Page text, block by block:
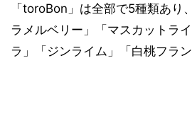
「toroBon」は全部で5種類あり
ラメルベリー」「マスカットラ
ラ」「ジンライム」「白桃フラン